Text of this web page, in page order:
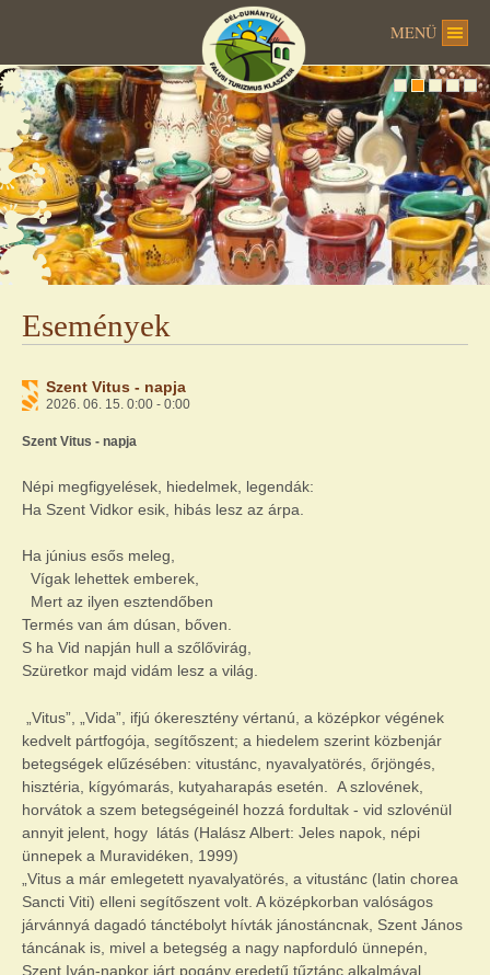
MENÜ
Események
Szent Vitus - napja
2026. 06. 15. 0:00 - 0:00
Szent Vitus - napja
Népi megfigyelések, hiedelmek, legendák:
Ha Szent Vidkor esik, hibás lesz az árpa.
Ha június esős meleg,
Vígak lehettek emberek,
Mert az ilyen esztendőben
Termés van ám dúsan, bőven.
S ha Vid napján hull a szőlővirág,
Szüretkor majd vidám lesz a világ.
„Vitus”, „Vida”, ifjú ókeresztény vértanú, a középkor végének
kedvelt pártfogója, segítőszent; a hiedelem szerint közbenjár
betegségek elűzésében: vitustánc, nyavalyatörés, őrjöngés,
hisztéria, kígyómarás, kutyaharapás esetén. A szlovének,
horvátok a szem betegségeinél hozzá fordultak - vid szlovénül
annyit jelent, hogy látás (Halász Albert: Jeles napok, népi
ünnepek a Muravidéken, 1999)
„Vitus a már emlegetett nyavalyatörés, a vitustánc (latin chorea
Sancti Viti) elleni segítőszent volt. A középkorban valóságos
járvánnyá dagadó tánctébolyt hívták jánostáncnak, Szent János
táncának is, mivel a betegség a nagy napforduló ünnepén,
Szent Iván-napkor járt pogány eredetű tűztánc alkalmával